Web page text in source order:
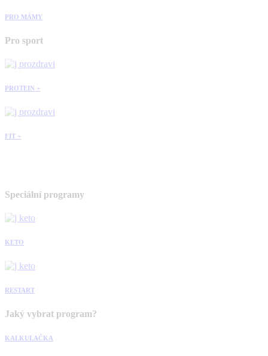
PRO MÁMY
Pro sport
PROTEIN +
FIT +
Speciální programy
KETO
RESTART
Jaký vybrat program?
KALKULAČKA